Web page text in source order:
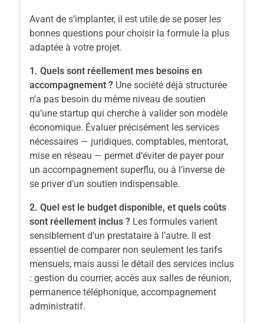
Avant de s’implanter, il est utile de se poser les
bonnes questions pour choisir la formule la plus
adaptée à votre projet.
1. Quels sont réellement mes besoins en
accompagnement ? Une société déjà structurée
n’a pas besoin du même niveau de soutien
qu’une startup qui cherche à valider son modèle
économique. Évaluer précisément les services
nécessaires — juridiques, comptables, mentorat,
mise en réseau — permet d’éviter de payer pour
un accompagnement superflu, ou à l’inverse de
se priver d’un soutien indispensable.
2. Quel est le budget disponible, et quels coûts
sont réellement inclus ? Les formules varient
sensiblement d’un prestataire à l’autre. Il est
essentiel de comparer non seulement les tarifs
mensuels, mais aussi le détail des services inclus
: gestion du courrier, accès aux salles de réunion,
permanence téléphonique, accompagnement
administratif.